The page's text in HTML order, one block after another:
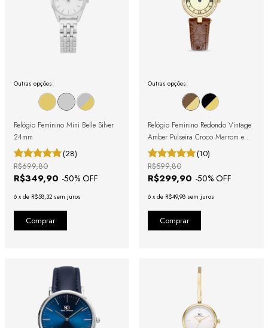
Outras opções:
Relógio Feminino Mini Belle Silver
24mm
(28)
R$349,90 -50% OFF
R$699,80
6 x de R$58,32 sem juros
Outras opções:
Relógio Feminino Redondo Vintage
Amber Pulseira Croco Marrom e
Caixa Dourada com Números
Romanos
(10)
R$299,90 -50% OFF
R$599,80
6 x de R$49,98 sem juros